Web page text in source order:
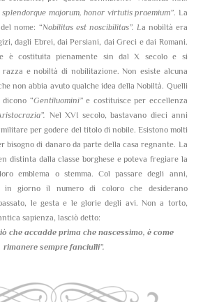
majorum, honor virtutis praemium”. La
nome: “Nobilitas est noscibilitas”. La nobiltà era
dagli Ebrei, dai Persiani, dai Greci e dai Romani.
è costituita pienamente sin dal X secolo e si
e nobiltà di nobilitazione. Non esiste alcuna
non abbia avuto qualche idea della Nobiltà. Quelli
“Gentiluomini”e costituisce per eccellenza
Nel XVI secolo, bastavano dieci anni
per godere del titolo di nobile. Esistono molti
bisogno di danaro da parte della casa regnante. La
distinta dalla classe borghese e poteva fregiare la
emblema o stemma. Col passare degli anni,
in giorno il numero di coloro che desiderano
le gesta e le glorie degli avi. Non a torto,
sapienza, lasciò detto:
che accadde prima che nascessimo, è come
rimanere sempre fanciulli”.